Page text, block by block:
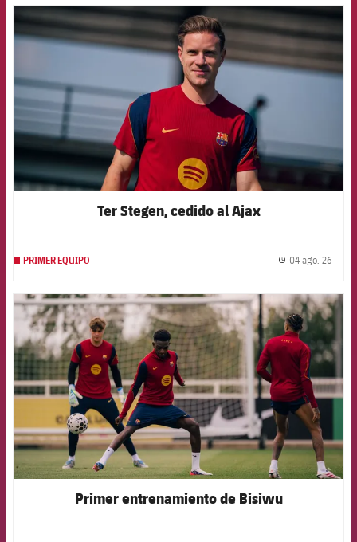
FCB Barcelona badge
Ter Stegen, cedido al Ajax
PRIMER EQUIPO 04 ago. 26
FCB Barcelona badge
Primer entrenamiento de Bisiwu